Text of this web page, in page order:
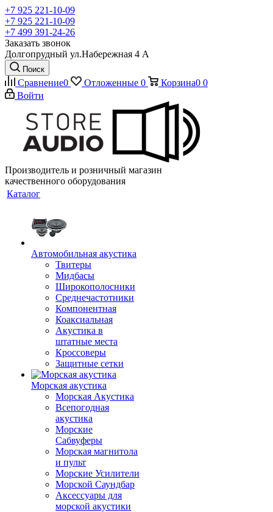
+7 925 221-10-09
+7 925 221-10-09
+7 499 391-24-26
Заказать звонок
Долгопрудный ул.Набережная 4 А
Поиск
Сравнение0 Отложенные 0 Корзина0 0
Войти
Производитель и розничный магазин
качественного оборудования
Каталог
Автомобильная акустика
Твитеры
Мидбасы
Широкополосники
Среднечастотники
Компонентная
Коаксиальная
Акустика в
штатные места
Кроссоверы
Защитные сетки
Морская акустика
Морская Акустика
Всепогодная
акустика
Морские
Сабвуферы
Морская магнитола
и пульт
Морские Усилители
Морской Cаундбар
Аксессуары для
морской акустики